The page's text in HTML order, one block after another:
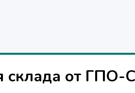
склада от ГПО-